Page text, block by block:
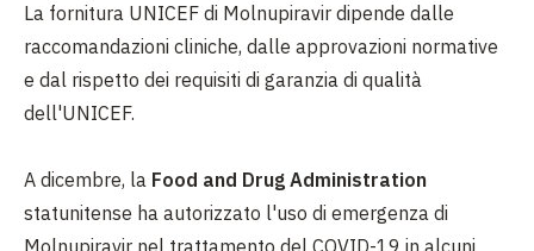
La fornitura UNICEF di Molnupiravir dipende dalle
raccomandazioni cliniche, dalle approvazioni normative
e dal rispetto dei requisiti di garanzia di qualità
dell'UNICEF.
A dicembre, la Food and Drug Administration
statunitense ha autorizzato l'uso di emergenza di
Molnupiravir nel trattamento del COVID-19 in alcuni